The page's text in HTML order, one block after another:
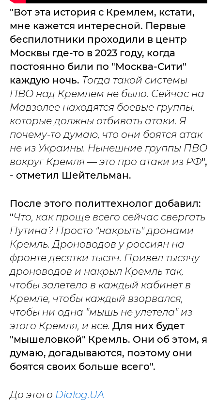
"Вот эта история с Кремлем, кстати,
мне кажется интересной. Первые
беспилотники проходили в центр
Москвы где-то в 2023 году, когда
постоянно били по "Москва-Сити"
каждую ночь. Тогда такой системы
ПВО над Кремлем не было. Сейчас на
Мавзолее находятся боевые группы,
которые должны отбивать атаки. Я
почему-то думаю, что они боятся атак
не из Украины. Нынешние группы ПВО
вокруг Кремля — это про атаки из РФ",
- отметил Шейтельман.
После этого политтехнолог добавил:
"Что, как проще всего сейчас свергать
Путина? Просто "накрыть" дронами
Кремль. Дроноводов у россиян на
фронте десятки тысяч. Привел тысячу
дроноводов и накрыл Кремль так,
чтобы залетело в каждый кабинет в
Кремле, чтобы каждый взорвался,
чтобы ни одна "мышь не улетела" из
этого Кремля, и все. Для них будет
"мышеловкой" Кремль. Они об этом, я
думаю, догадываются, поэтому они
боятся своих больше всего".
До этого Dialog.UA